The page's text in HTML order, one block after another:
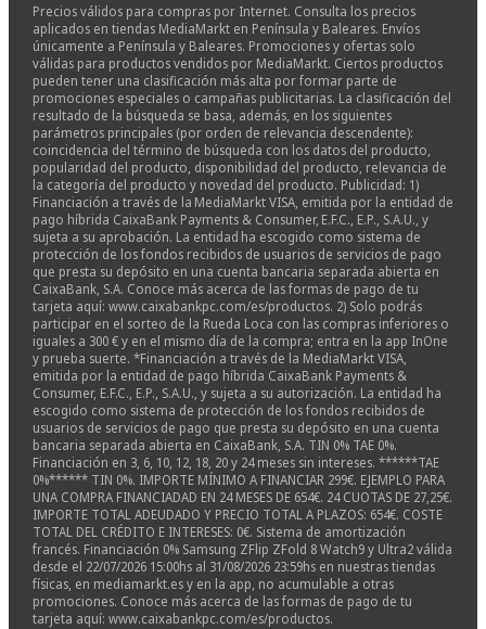
Precios válidos para compras por Internet. Consulta los precios
aplicados en tiendas MediaMarkt en Península y Baleares. Envíos
únicamente a Península y Baleares. Promociones y ofertas solo
válidas para productos vendidos por MediaMarkt. Ciertos productos
pueden tener una clasificación más alta por formar parte de
promociones especiales o campañas publicitarias. La clasificación del
resultado de la búsqueda se basa, además, en los siguientes
parámetros principales (por orden de relevancia descendente):
coincidencia del término de búsqueda con los datos del producto,
popularidad del producto, disponibilidad del producto, relevancia de
la categoría del producto y novedad del producto. Publicidad: 1)
Financiación a través de la MediaMarkt VISA, emitida por la entidad de
pago híbrida CaixaBank Payments & Consumer, E.F.C., E.P., S.A.U., y
sujeta a su aprobación. La entidad ha escogido como sistema de
protección de los fondos recibidos de usuarios de servicios de pago
que presta su depósito en una cuenta bancaria separada abierta en
CaixaBank, S.A. Conoce más acerca de las formas de pago de tu
tarjeta aquí: www.caixabankpc.com/es/productos. 2) Solo podrás
participar en el sorteo de la Rueda Loca con las compras inferiores o
iguales a 300 € y en el mismo día de la compra; entra en la app InOne
y prueba suerte. *Financiación a través de la MediaMarkt VISA,
emitida por la entidad de pago híbrida CaixaBank Payments &
Consumer, E.F.C., E.P., S.A.U., y sujeta a su autorización. La entidad ha
escogido como sistema de protección de los fondos recibidos de
usuarios de servicios de pago que presta su depósito en una cuenta
bancaria separada abierta en CaixaBank, S.A. TIN 0% TAE 0%.
Financiación en 3, 6, 10, 12, 18, 20 y 24 meses sin intereses. ******TAE
0%****** TIN 0%. IMPORTE MÍNIMO A FINANCIAR 299€. EJEMPLO PARA
UNA COMPRA FINANCIADAD EN 24 MESES DE 654€. 24 CUOTAS DE 27,25€.
IMPORTE TOTAL ADEUDADO Y PRECIO TOTAL A PLAZOS: 654€. COSTE
TOTAL DEL CRÉDITO E INTERESES: 0€. Sistema de amortización
francés. Financiación 0% Samsung ZFlip ZFold 8 Watch9 y Ultra2 válida
desde el 22/07/2026 15:00hs al 31/08/2026 23:59hs en nuestras tiendas
físicas, en mediamarkt.es y en la app, no acumulable a otras
promociones. Conoce más acerca de las formas de pago de tu
tarjeta aquí: www.caixabankpc.com/es/productos.